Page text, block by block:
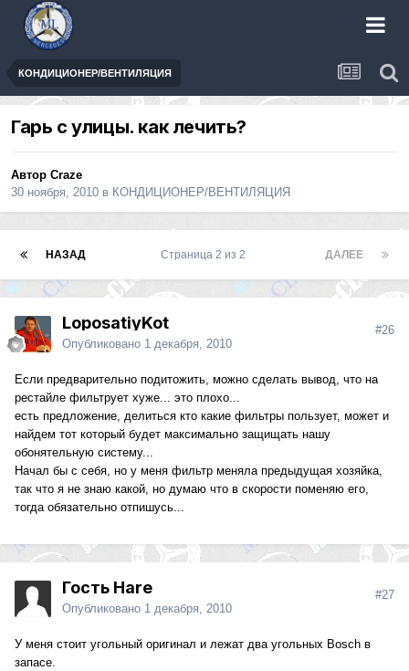
КОНДИЦИОНЕР/ВЕНТИЛЯЦИЯ
Гарь с улицы. как лечить?
Автор Craze
30 ноября, 2010 в КОНДИЦИОНЕР/ВЕНТИЛЯЦИЯ
НАЗАД ДАЛЕЕ
Страница 2 из 2
LoposatiyKot
Опубликовано 1 декабря, 2010
#26
Если предварительно подитожить, можно сделать вывод, что на
рестайле фильтрует хуже... это плохо...
есть предложение, делиться кто какие фильтры пользует, может и
найдем тот который будет максимально защищать нашу
обонятельную систему...
Начал бы с себя, но у меня фильтр меняла предыдущая хозяйка,
так что я не знаю какой, но думаю что в скорости поменяю его,
тогда обязательно отпишусь...
Гость Hare
Опубликовано 1 декабря, 2010
#27
У меня стоит угольный оригинал и лежат два угольных Bosch в
запасе.